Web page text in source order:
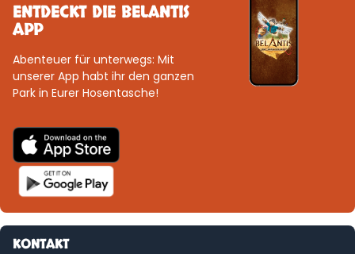
ENTDECKT DIE BELANTIS
APP
Abenteuer für unterwegs: Mit
unserer App habt ihr den ganzen
Park in Eurer Hosentasche!
KONTAKT